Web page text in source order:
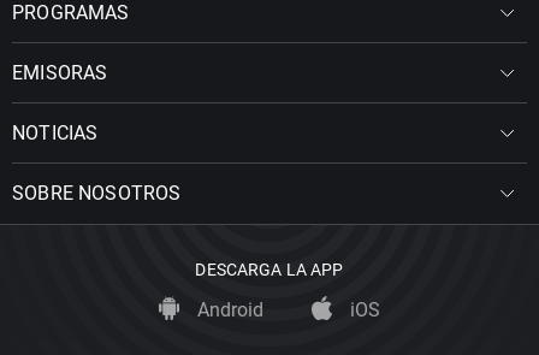
PROGRAMAS
EMISORAS
NOTICIAS
SOBRE NOSOTROS
DESCARGA LA APP
Android iOS